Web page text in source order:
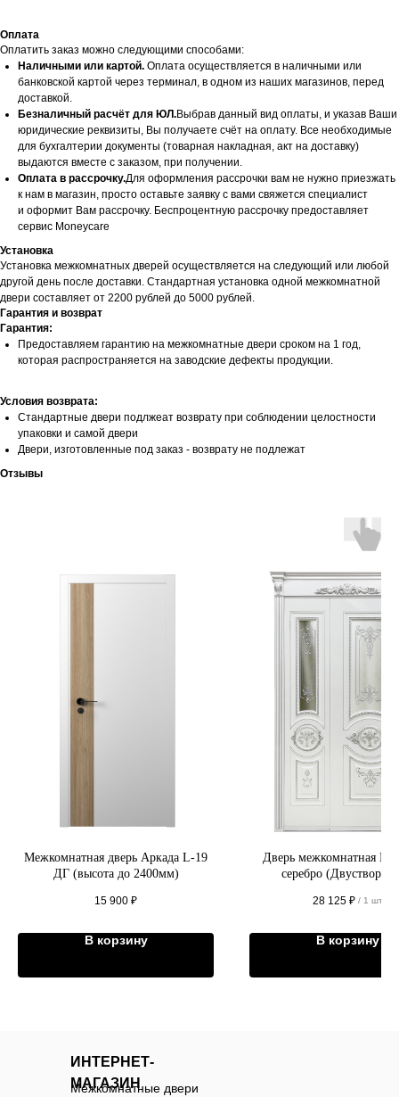
Оплата
Оплатить заказ можно следующими способами:
Наличными или картой. Оплата осуществляется в наличными или
банковской картой через терминал, в одном из наших магазинов, перед
доставкой.
Безналичный расчёт для ЮЛ.Выбрав данный вид оплаты, и указав Ваши
юридические реквизиты, Вы получаете счёт на оплату. Все необходимые
для бухгалтерии документы (товарная накладная, акт на доставку)
выдаются вместе с заказом, при получении.
Оплата в рассрочку.Для оформления рассрочки вам не нужно приезжать
к нам в магазин, просто оставьте заявку с вами свяжется специалист
и оформит Вам рассрочку. Беспроцентную рассрочку предоставляет
сервис Moneycare
Установка
Установка межкомнатных дверей осуществляется на следующий или любой
другой день после доставки. Стандартная установка одной межкомнатной
двери составляет от 2200 рублей до 5000 рублей.
Гарантия и возврат
Гарантия:
Предоставляем гарантию на межкомнатные двери сроком на 1 год,
которая распространяется на заводские дефекты продукции.
Условия возврата:
Стандартные двери подлжеат возврату при соблюдении целостности
упаковки и самой двери
Двери, изготовленные под заказ - возврату не подлежат
Отзывы
Межкомнатная дверь Аркада L-19
ДГ (высота до 2400мм)
15 900 ₽
В корзину
Дверь межкомнатная
серебро
28 125 ₽ / 1 шт
В корзину
ИНТЕРНЕТ-
МАГАЗИН
Межкомнатные двери